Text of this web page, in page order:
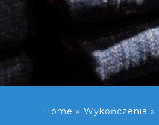
Home » Wykończenia »